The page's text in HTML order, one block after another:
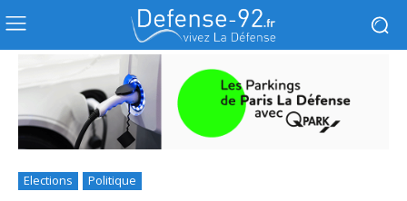
Elections Politique